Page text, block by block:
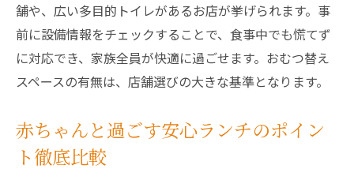
舗や、広い多目的トイレがあるお店が挙げられます。事
前に設備情報をチェックすることで、食事中でも慌てず
に対応でき、家族全員が快適に過ごせます。おむつ替え
スペースの有無は、店舗選びの大きな基準となります。
赤ちゃんと過ごす安心ランチのポイン
ト徹底比較